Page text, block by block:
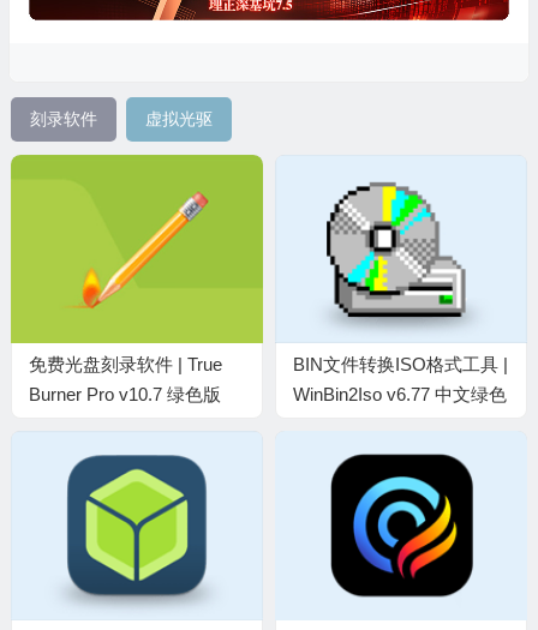
刻录软件 虚拟光驱
免费光盘刻录软件 | True
Burner Pro v10.7 绿色版
BIN文件转换ISO格式工具 |
WinBin2Iso v6.77 中文绿色